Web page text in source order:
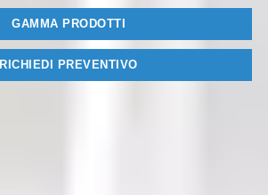
GAMMA PRODOTTI
RICHIEDI PREVENTIVO